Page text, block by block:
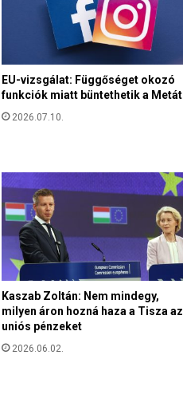
EU-vizsgálat: Függőséget okozó
funkciók miatt büntethetik a Metát
2026.07.10.
Kaszab Zoltán: Nem mindegy,
milyen áron hozná haza a Tisza az
uniós pénzeket
2026.06.02.